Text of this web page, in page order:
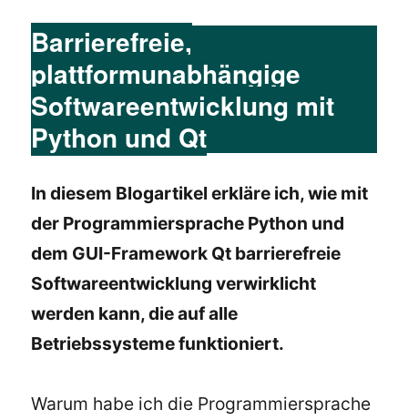
Barrierefreie,
plattformunabhängige
Softwareentwicklung mit
Python und Qt
In diesem Blogartikel erkläre ich, wie mit
der Programmiersprache Python und
dem GUI-Framework Qt barrierefreie
Softwareentwicklung verwirklicht
werden kann, die auf alle
Betriebssysteme funktioniert.
Warum habe ich die Programmiersprache